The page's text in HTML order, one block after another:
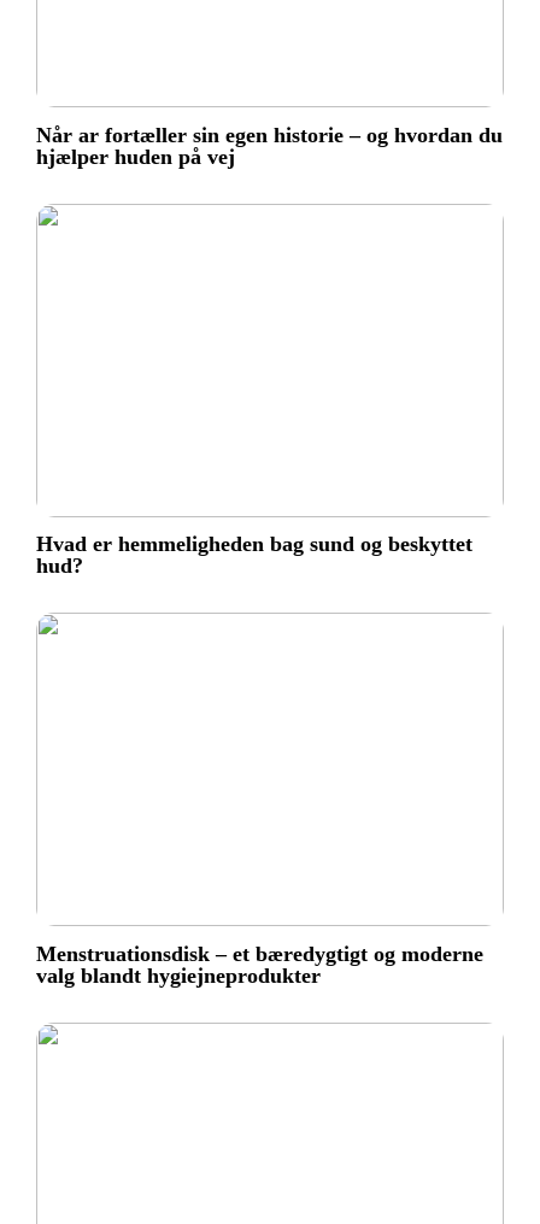
Når ar fortæller sin egen historie – og hvordan du
hjælper huden på vej
Hvad er hemmeligheden bag sund og beskyttet
hud?
Menstruationsdisk – et bæredygtigt og moderne
valg blandt hygiejneprodukter